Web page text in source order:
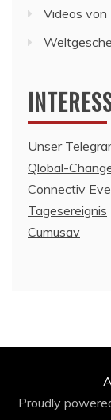
Videos
Unser
Qlobal-
Connectiv
Tagesereignis
Cumusav
Proudly